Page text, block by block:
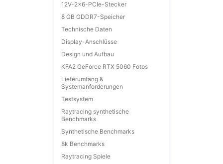
12V-2x6-PCIe-Stecker
8 GB GDDR7-Speicher
Technische Daten
Display-Anschlüsse
Design und Aufbau
KFA2 GeForce RTX 5060 Fotos
Lieferumfang &
Systemanforderungen
Testsystem
Raytracing synthetische
Benchmarks
Synthetische Benchmarks
8k Benchmarks
Raytracing Spiele